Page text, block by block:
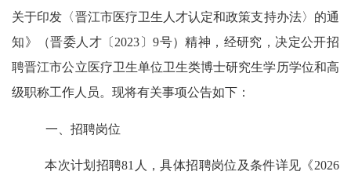
关于印发 〈晋江市医疗卫生人才认定和政策支持办法〉 的通
知》（晋委人才 〔2023 〕9号）精神，经研究，决定公开招
聘晋江市公立医疗卫生单位卫生类博士研究生学历学位和高
级职称工作人员。现将有关事项公告如下：
一、招聘岗位
本次计划招聘81 人，具体招聘岗位及条件详见《2026